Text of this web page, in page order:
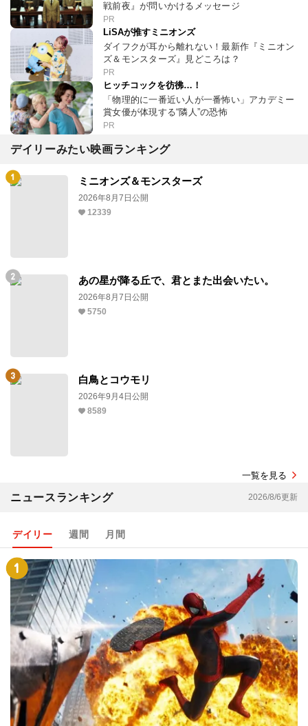
戦前夜』が問いかけるメッセージ
PR
LiSAが推すミニオンズ
ダイフクが耳から離れない！最新作『ミニオン
ズ＆モンスターズ』見どころは？
PR
ヒッチコックを彷彿…！
「物理的に一番近い人が一番怖い」アカデミー
賞女優が体現する“隣人”の恐怖
PR
デイリーみたい映画ランキング
ミニオンズ＆モンスターズ
2026年8月7日公開
12339
あの星が降る丘で、君とまた出会いたい。
2026年8月7日公開
5750
白鳥とコウモリ
2026年9月4日公開
8589
一覧を見る
ニュースランキング 2026/8/6更新
デイリー 週間 月間